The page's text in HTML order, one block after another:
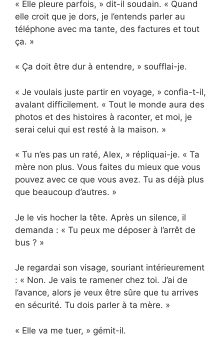
« Elle pleure parfois, » dit-il soudain. « Quand
elle croit que je dors, je l’entends parler au
téléphone avec ma tante, des factures et tout
ça. »
« Ça doit être dur à entendre, » soufflai-je.
« Je voulais juste partir en voyage, » confia-t-il,
avalant difficilement. « Tout le monde aura des
photos et des histoires à raconter, et moi, je
serai celui qui est resté à la maison. »
« Tu n’es pas un raté, Alex, » répliquai-je. « Ta
mère non plus. Vous faites du mieux que vous
pouvez avec ce que vous avez. Tu as déjà plus
que beaucoup d’autres. »
Je le vis hocher la tête. Après un silence, il
demanda : « Tu peux me déposer à l’arrêt de
bus ? »
Je regardai son visage, souriant intérieurement
: « Non. Je vais te ramener chez toi. J’ai de
l’avance, alors je veux être sûre que tu arrives
en sécurité. Tu dois parler à ta mère. »
« Elle va me tuer, » gémit-il.